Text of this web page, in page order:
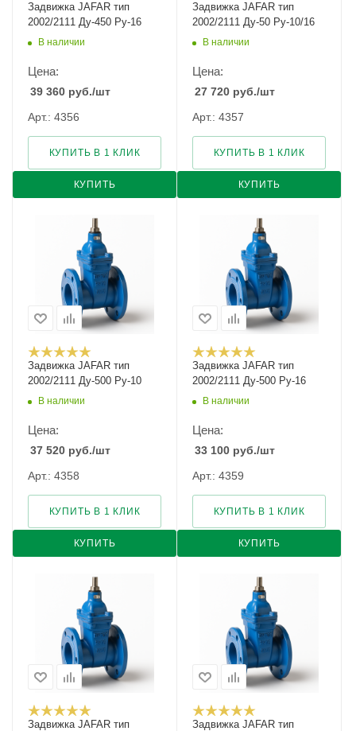
Задвижка JAFAR тип
2002/2111 Ду-450 Ру-16
В наличии
Цена:
39 360 руб./шт
Арт.: 4356
КУПИТЬ
КУПИТЬ В 1 КЛИК
Задвижка JAFAR тип
2002/2111 Ду-50 Ру-10/16
В наличии
Цена:
27 720 руб./шт
Арт.: 4357
КУПИТЬ
КУПИТЬ В 1 КЛИК
Задвижка JAFAR тип
2002/2111 Ду-500 Ру-10
В наличии
Цена:
37 520 руб./шт
Арт.: 4358
КУПИТЬ
КУПИТЬ В 1 КЛИК
Задвижка JAFAR тип
2002/2111 Ду-500 Ру-16
В наличии
Цена:
33 100 руб./шт
Арт.: 4359
КУПИТЬ
КУПИТЬ В 1 КЛИК
Задвижка JAFAR тип
Задвижка JAFAR тип